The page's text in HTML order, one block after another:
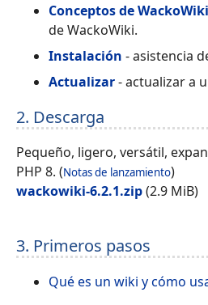
Conceptos de WackoWiki
de WackoWiki.
Instalación - asistencia
Actualizar- actualizar a
2. Descarga
Pequeño, ligero, versátil,
PHP 8. (Notas de lanzamiento)
wackowiki-6.2.1.zip(2.9 MiB)
3. Primeros pasos
Qué es un wiki y cómo